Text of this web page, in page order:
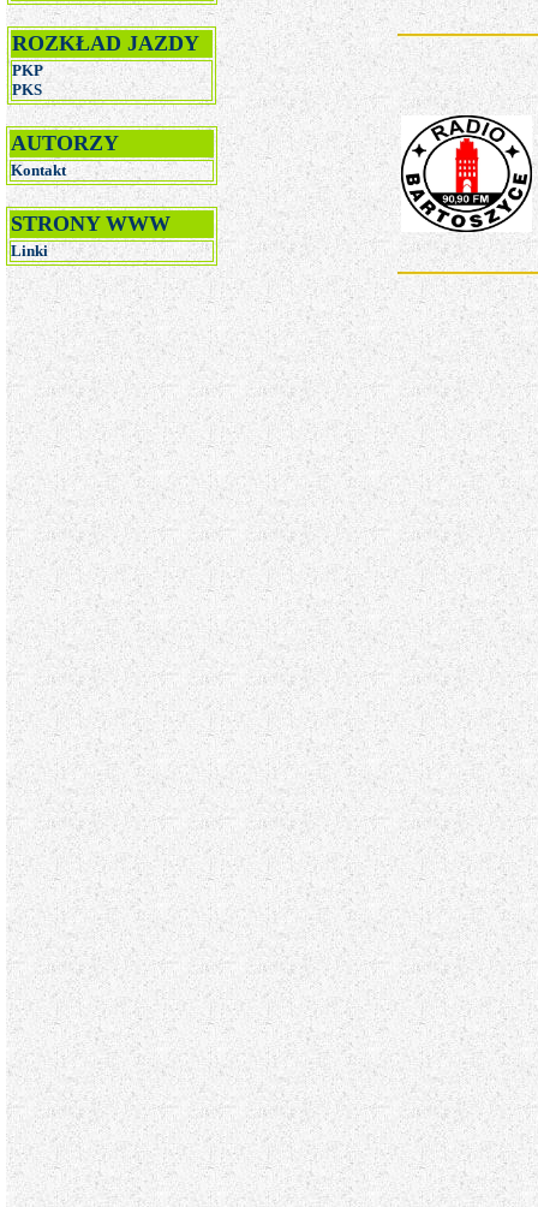
ROZKŁAD JAZDY
PKP
PKS
AUTORZY
Kontakt
STRONY WWW
Linki